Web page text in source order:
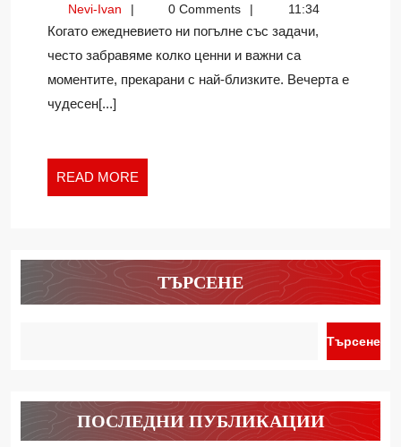
ЗА
ЗАБАВЛЕНИЯ
У
ДОМА
Nevi-IvanNevi-
Ivan
0 Comments 11:34
Когато ежедневието ни погълне със задачи,
често забравяме колко ценни и важни са
моментите, прекарани с най-близките. Вечерта е
чудесен[...]
READ MORE
MORE
ТЪРСЕНЕ
Търсене
ПОСЛЕДНИ ПУБЛИКАЦИИ